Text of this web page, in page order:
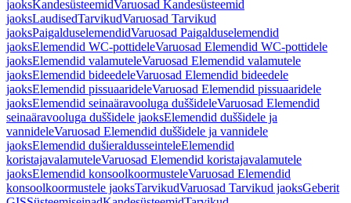
jaoksKandesüsteemidVaruosad Kandesüsteemid
jaoksLaudisedTarvikudVaruosad Tarvikud
jaoksPaigalduselemendidVaruosad Paigalduselemendid
jaoksElemendid WC-pottideleVaruosad Elemendid WC-pottidele
jaoksElemendid valamuteleVaruosad Elemendid valamutele
jaoksElemendid bideedeleVaruosad Elemendid bideedele
jaoksElemendid pissuaarideleVaruosad Elemendid pissuaaridele
jaoksElemendid seinaäravooluga duššideleVaruosad Elemendid
seinaäravooluga duššidele jaoksElemendid duššidele ja
vannideleVaruosad Elemendid duššidele ja vannidele
jaoksElemendid dušieraldusseinteleElemendid
koristajavalamuteleVaruosad Elemendid koristajavalamutele
jaoksElemendid konsoolkoormusteleVaruosad Elemendid
konsoolkoormustele jaoksTarvikudVaruosad Tarvikud jaoksGeberit